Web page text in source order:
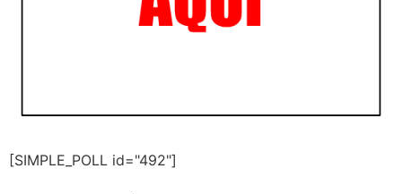
[SIMPLE_POLL id="492"]